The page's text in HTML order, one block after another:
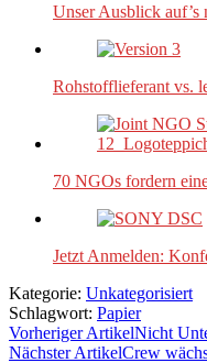
Unser Ausblick auf’s
Rohstofflieferant vs.
70 NGOs fordern
Jetzt Anmelden:
Kategorie: Unkategorisiert
Schlagwort: Papier
Vorheriger ArtikelNicht
Nächster ArtikelCrew